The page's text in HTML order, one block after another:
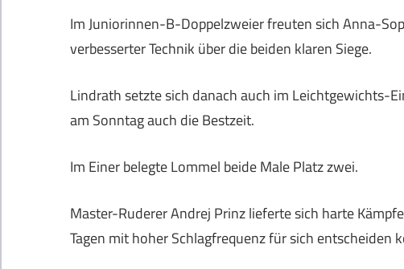
Im Juniorinnen-B-Doppelzweier freuten sich Anna-
verbesserter Technik über die beiden klaren Siege.
Lindrath setzte sich danach auch im Leichtgewichts-
am Sonntag auch die Bestzeit.
Im Einer belegte Lommel beide Male Platz zwei.
Master-Ruderer Andrej Prinz lieferte sich harte
Tagen mit hoher Schlagfrequenz für sich entscheiden